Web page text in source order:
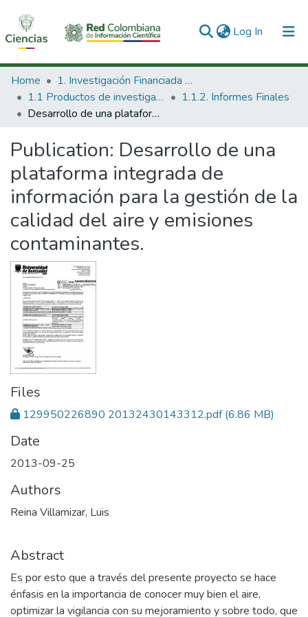
Log In (current)
Communities & Collections
All of DSpace
Home
1. Investigación Financiada con Recursos Públicos
1.1 Productos de investigación
1.1.2. Informes Finales
Desarrollo de una plataforma integrada de información para la gestión de la calidad del aire y emisiones contaminantes.
Publication: Desarrollo de una
plataforma integrada de
información para la gestión de la
calidad del aire y emisiones
contaminantes.
Files
129950226890 20132430143312.pdf(6.86 MB)
Date
2013-09-25
Authors
Reina Villamizar, Luis
Abstract
Es por esto que a través del presente proyecto se hace
énfasis en la importancia de conocer muy bien el aire,
optimizar la vigilancia con su mejoramiento y sobre todo, que